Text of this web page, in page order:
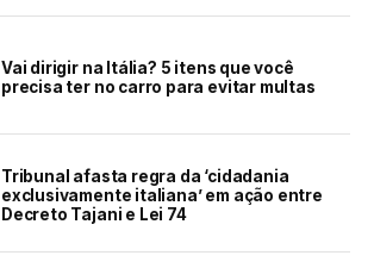
Vai dirigir na Itália? 5 itens que você
precisa ter no carro para evitar multas
Tribunal afasta regra da ‘cidadania
exclusivamente italiana’ em ação entre
Decreto Tajani e Lei 74